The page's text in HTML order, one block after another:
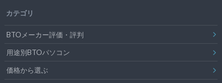
カテゴリ
BTOメーカー評価・評判
用途別BTOパソコン
価格から選ぶ